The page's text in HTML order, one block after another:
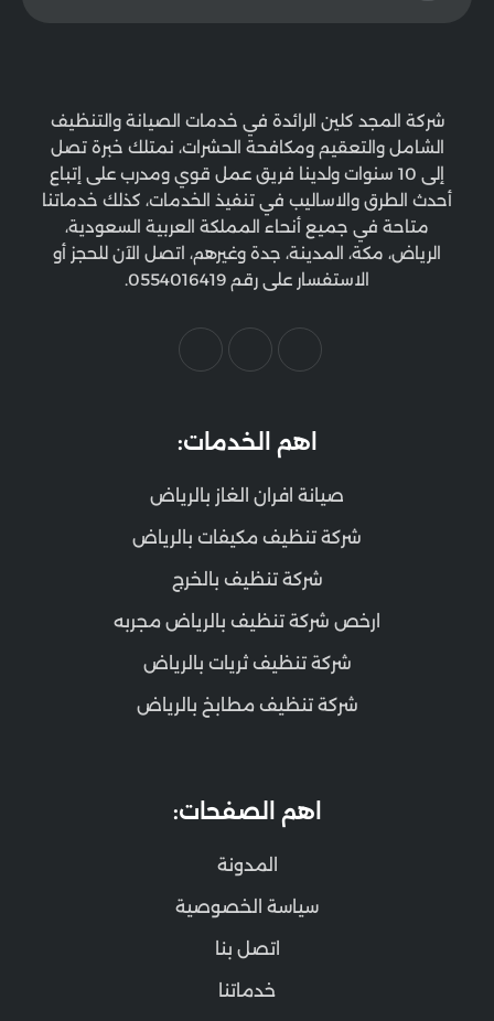
شركة المجد كلين الرائدة في خدمات الصيانة والتنظيف
الشامل والتعقيم ومكافحة الحشرات، نمتلك خبرة تصل
إلى 10 سنوات ولدينا فريق عمل قوي ومدرب على إتباع
أحدث الطرق والاساليب في تنفيذ الخدمات، كذلك خدماتنا
متاحة في جميع أنحاء المملكة العربية السعودية،
الرياض، مكة، المدينة، جدة وغيرهم، اتصل الآن للحجز أو
الاستفسار على رقم 0554016419.
اهم الخدمات:
صيانة افران الغاز بالرياض
شركة تنظيف مكيفات بالرياض
شركة تنظيف بالخرج
ارخص شركة تنظيف بالرياض مجربه
شركة تنظيف ثريات بالرياض
شركة تنظيف مطابخ بالرياض
اهم الصفحات:
المدونة
سياسة الخصوصية
اتصل بنا
خدماتنا